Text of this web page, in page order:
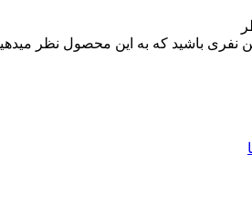
نفری باشید که به این محصول نظر